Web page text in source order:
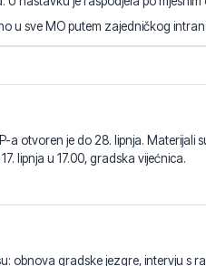
u sve MO putem zajedničkog
· po mjesnim odborima
a otvoren je do 28. lipnja. Materijali
lipnja u 17.00, gradska vijećnica.
obnova gradske jezgre, intervju s